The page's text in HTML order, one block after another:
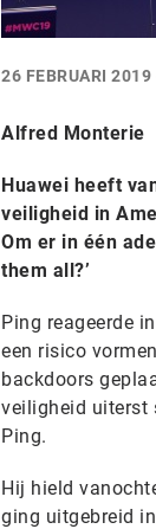
26 FEBRUARI
Alfred Monterie
Huawei heeft
veiligheid in
Om er in één
them all?’
Ping reageerde
een risico
backdoors
veiligheid uiterst
Ping.
Hij hield
ging uitgebreid